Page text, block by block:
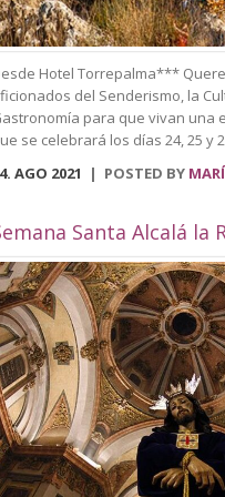
Hotel Torrepalma***
del Senderismo, la
para que vivan una
se celebrará los días 24, 25 y
2021. Se trata del primer Festival de
celebrado en Alcalá
de las actividades que se
un recorrido y
como puede ser el
histórico, Biblioteca
convento de Capuchinos,
la Plaza arcipreste de Hita,
la Plaza de la Mora, el
la Iglesias como
Antón, San Juan o el
Herculana, entre otros.
entrada a la Fortaleza de la Mota,
AGO 2021 POSTED BY